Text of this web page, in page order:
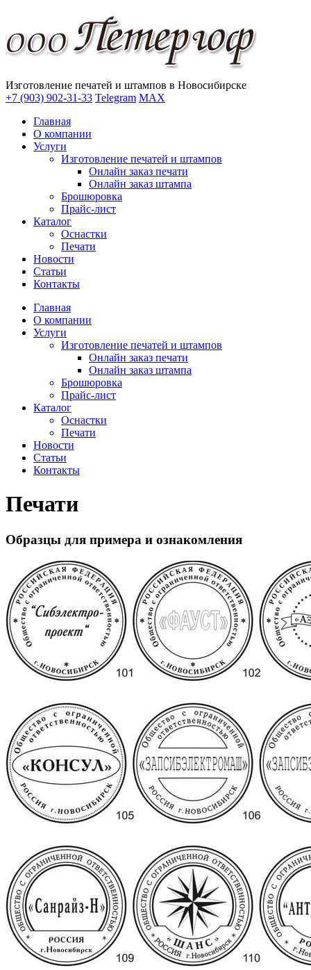
Изготовление печатей и штампов в Новосибирске
+7 (903) 902-31-33 Telegram MAX
Главная
О компании
Услуги
Изготовление печатей и штампов
Онлайн заказ печати
Онлайн заказ штампа
Брошюровка
Прайс-лист
Каталог
Оснастки
Печати
Новости
Статьи
Контакты
Главная
О компании
Услуги
Изготовление печатей и штампов
Онлайн заказ печати
Онлайн заказ штампа
Брошюровка
Прайс-лист
Каталог
Оснастки
Печати
Новости
Статьи
Контакты
Печати
Образцы для примера и ознакомления